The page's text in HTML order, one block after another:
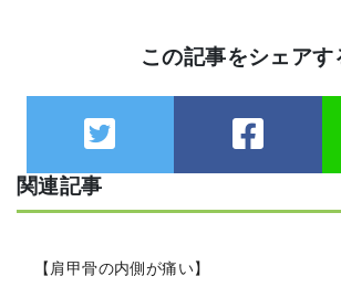
この記事をシェアす
関連記事
【肩甲骨の内側が痛い】